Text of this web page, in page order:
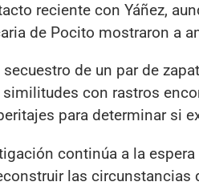
reciente con Yáñez,
de Pocito mostraron a
de un par de
con rastros
para determinar si
continúa a la
las